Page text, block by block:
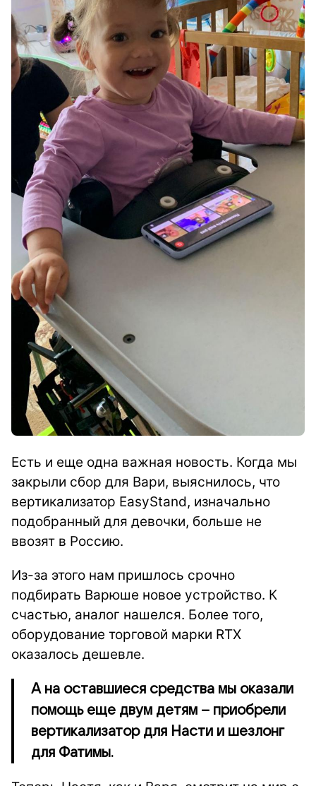
Есть и еще одна важная новость. Когда мы
закрыли сбор для Вари, выяснилось, что
вертикализатор EasyStand, изначально
подобранный для девочки, больше не
ввозят в Россию.
Из-за этого нам пришлось срочно
подбирать Варюше новое устройство. К
счастью, аналог нашелся. Более того,
оборудование торговой марки RTX
оказалось дешевле.
А на оставшиеся средства мы оказали
помощь еще двум детям – приобрели
вертикализатор для Насти и шезлонг
для Фатимы.